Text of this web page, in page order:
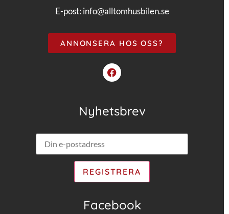
E-post: info@alltomhusbilen.se
ANNONSERA HOS OSS?
Nyhetsbrev
Facebook